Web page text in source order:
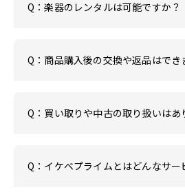
Q：楽器のレンタルは可能ですか？
Q：商品購入後の交換や返品はでき
Q：買い取りや中古の取り扱いはあ
Q：イケベプライムとはどんなサー